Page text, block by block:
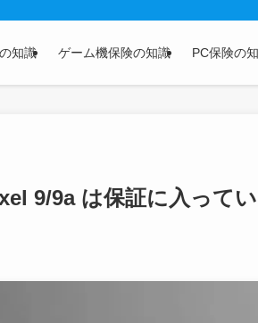
知識 ゲーム機保険の知識 PC保険の
9/9a は保証に入って